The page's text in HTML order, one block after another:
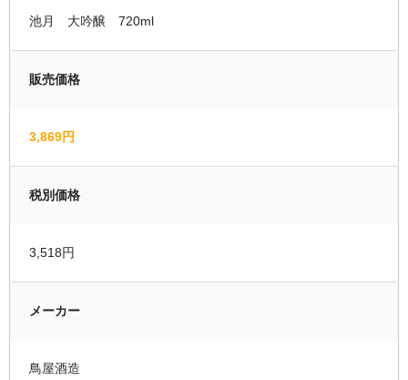
お支払・配送
会員登録
池月 大吟醸 720ml
販売価格
3,869円
税別価格
3,518円
メーカー
鳥屋酒造